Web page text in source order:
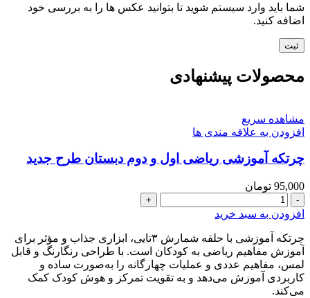
شما باید وارد سیستم شوید تا بتوانید عکس ها را به بررسی خود
اضافه کنید.
محصولات پیشنهادی
مشاهده سریع
افزودن به علاقه مندی ها
چرتکه آموزشی ریاضی اول و دوم دبستان طرح جدید
95,000 تومان
چرتکه
آموزشی
اول
و
دوم
دبستان
طرح
افزودن به سبد خرید
چرتکه آموزشی با حلقه شمارش ۳تایی، ابزاری جذاب و مؤثر برای
آموزش مفاهیم ریاضی به کودکان است. با طراحی رنگارنگ و قابل
لمس، مفاهیم عددی و عملیات چهارگانه را به‌صورت ساده و
کاربردی آموزش می‌دهد و به تقویت تمرکز و هوش کودک کمک
می‌کند.